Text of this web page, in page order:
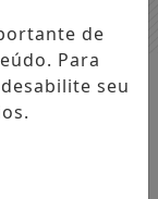
pouso,
de
Para
seu